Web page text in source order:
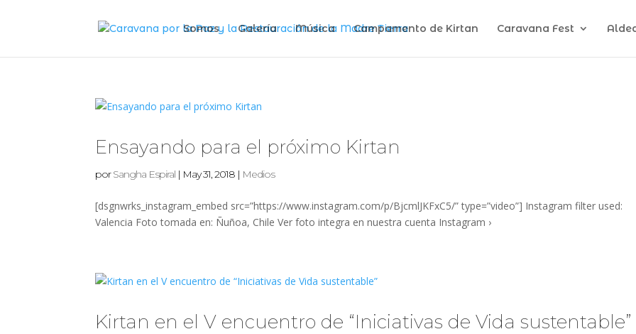
Somos Galería Música Campamento de Kirtan Caravana Fest
Ensayando para el próximo Kirtan
porSangha Espiral | May 31, 2018 | Medios
[dsgnwrks_instagram_embed src=”https://www.instagram.com/p/BjcmlJKFxC5/” type=”video”] Instagram filter used:
Valencia Foto tomada en: Ñuñoa, Chile Ver foto integra en nuestra cuenta Instagram ›
Kirtan en el V encuentro de “Iniciativas de Vida sustentable”